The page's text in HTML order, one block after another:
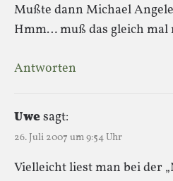
Mußte dann Michael
Hmm… muß das gleich
Antworten
Uwesagt:
26. Juli 2007 um 9:54 Uhr
Vielleicht liest man bei der